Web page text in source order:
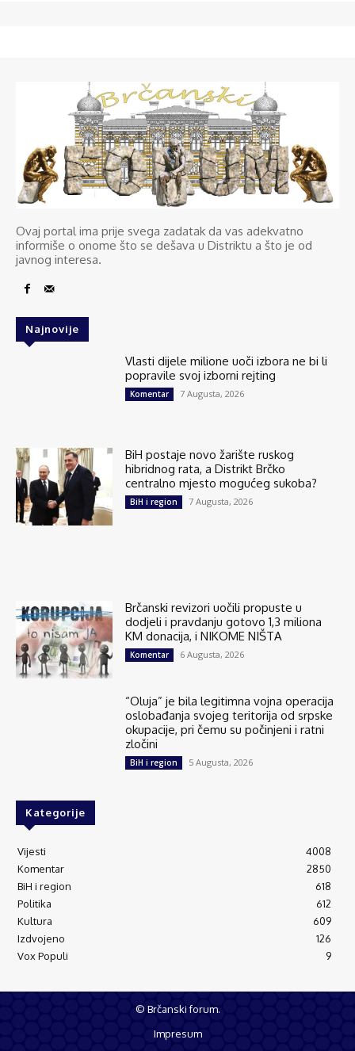
Ovaj portal ima prije svega zadatak da vas adekvatno
informiše o onome što se dešava u Distriktu a što je od
javnog interesa.
Najnovije
Vlasti dijele milione uoči izbora ne bi li
popravile svoj izborni rejting
Komentar 7 Augusta, 2026
BiH postaje novo žarište ruskog
hibridnog rata, a Distrikt Brčko
centralno mjesto mogućeg sukoba?
BiH i region 7 Augusta, 2026
Brčanski revizori uočili propuste u
dodjeli i pravdanju gotovo 1,3 miliona
KM donacija, i NIKOME NIŠTA
Komentar 6 Augusta, 2026
“Oluja” je bila legitimna vojna operacija
oslobađanja svojeg teritorija od srpske
okupacije, pri čemu su počinjeni i ratni
zločini
BiH i region 5 Augusta, 2026
Kategorije
Vijesti
4008
Komentar
2850
BiH i region
618
Politika
612
Kultura
609
Izdvojeno
126
Vox Populi
9
© Brčanski forum.
Impresum